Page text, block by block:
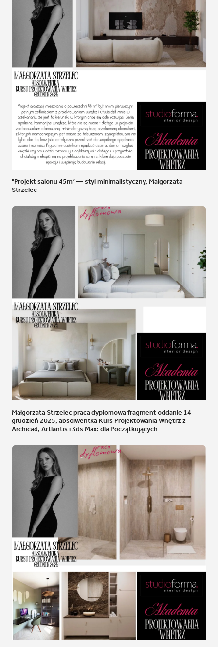
"Projekt salonu 45m² — styl minimalistyczny, Małgorzata
Strzelec
Małgorzata Strzelec praca dyplomowa fragment oddanie 14
grudzień 2025, absolwentka Kurs Projektowania Wnętrz z
Archicad, Artlantis i 3ds Max: dla Początkujących